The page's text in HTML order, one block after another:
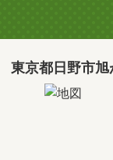
東京都日野市